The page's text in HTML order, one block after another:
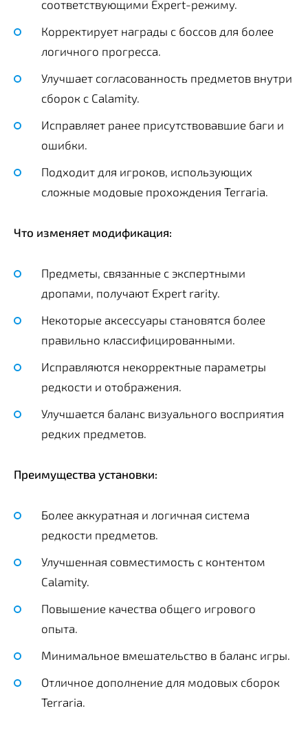
соответствующими Expert-режиму.
Корректирует награды с боссов для более
логичного прогресса.
Улучшает согласованность предметов внутри
сборок с Calamity.
Исправляет ранее присутствовавшие баги и
ошибки.
Подходит для игроков, использующих
сложные модовые прохождения Terraria.
Что изменяет модификация:
Предметы, связанные с экспертными
дропами, получают Expert rarity.
Некоторые аксессуары становятся более
правильно классифицированными.
Исправляются некорректные параметры
редкости и отображения.
Улучшается баланс визуального восприятия
редких предметов.
Преимущества установки:
Более аккуратная и логичная система
редкости предметов.
Улучшенная совместимость с контентом
Calamity.
Повышение качества общего игрового
опыта.
Минимальное вмешательство в баланс игры.
Отличное дополнение для модовых сборок
Terraria.